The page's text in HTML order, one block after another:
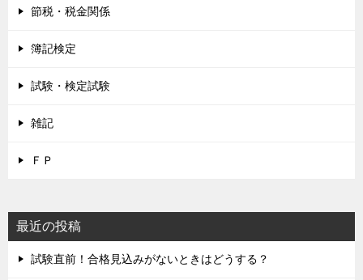
節税・税金関係
簿記検定
試験・検定試験
雑記
ＦＰ
最近の投稿
試験直前！合格見込みがないときはどうする？